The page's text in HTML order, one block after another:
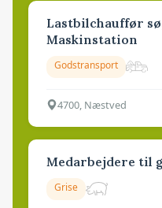
Lastbilchauffør
Maskinstation
Godstransport
4700, Næstved
Medarbejdere til
Grise